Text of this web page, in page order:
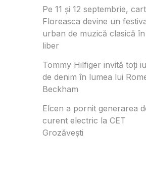
Pe 11 și 12 septembrie,
Floreasca devine un
urban de muzică clasică
liber
Tommy Hilfiger invită toți
de denim în lumea lui
Beckham
Elcen a pornit generarea
curent electric la CET
Grozăvești